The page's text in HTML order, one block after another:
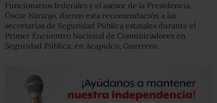
Funcionarios federales y el asesor de la Presidencia,
Óscar Naranjo, dieron esta recomendación a las
secretarías de Seguridad Pública estatales durante el
Primer Encuentro Nacional de Comunicadores en
Seguridad Pública, en Acapulco, Guerrero.